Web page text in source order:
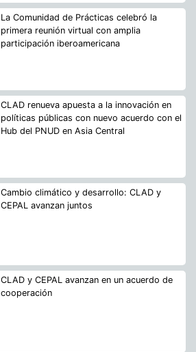
La Comunidad de Prácticas celebró la
primera reunión virtual con amplia
participación iberoamericana
CLAD renueva apuesta a la innovación en
políticas públicas con nuevo acuerdo con el
Hub del PNUD en Asia Central
Cambio climático y desarrollo: CLAD y
CEPAL avanzan juntos
CLAD y CEPAL avanzan en un acuerdo de
cooperación